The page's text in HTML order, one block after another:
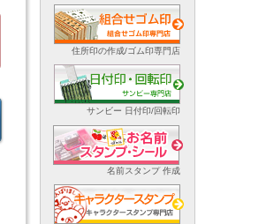
住所印の作成/ゴム印専門店
サンビー 日付印/回転印
名前スタンプ 作成